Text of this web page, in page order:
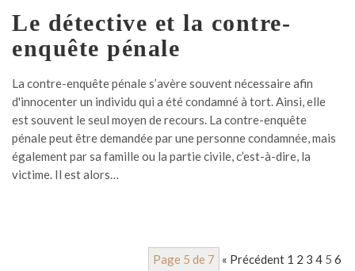
Le détective et la contre-
enquête pénale
La contre-enquête pénale s’avère souvent nécessaire afin
d'innocenter un individu qui a été condamné à tort. Ainsi, elle
est souvent le seul moyen de recours. La contre-enquête
pénale peut être demandée par une personne condamnée, mais
également par sa famille ou la partie civile, c’est-à-dire, la
victime. Il est alors…
Page 5 de 7 « Précédent 1 2 3 4 5 6